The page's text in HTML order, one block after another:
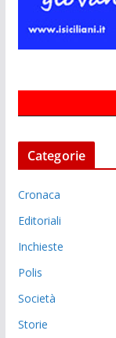
Categorie
Cronaca
Editoriali
Inchieste
Polis
Società
Storie